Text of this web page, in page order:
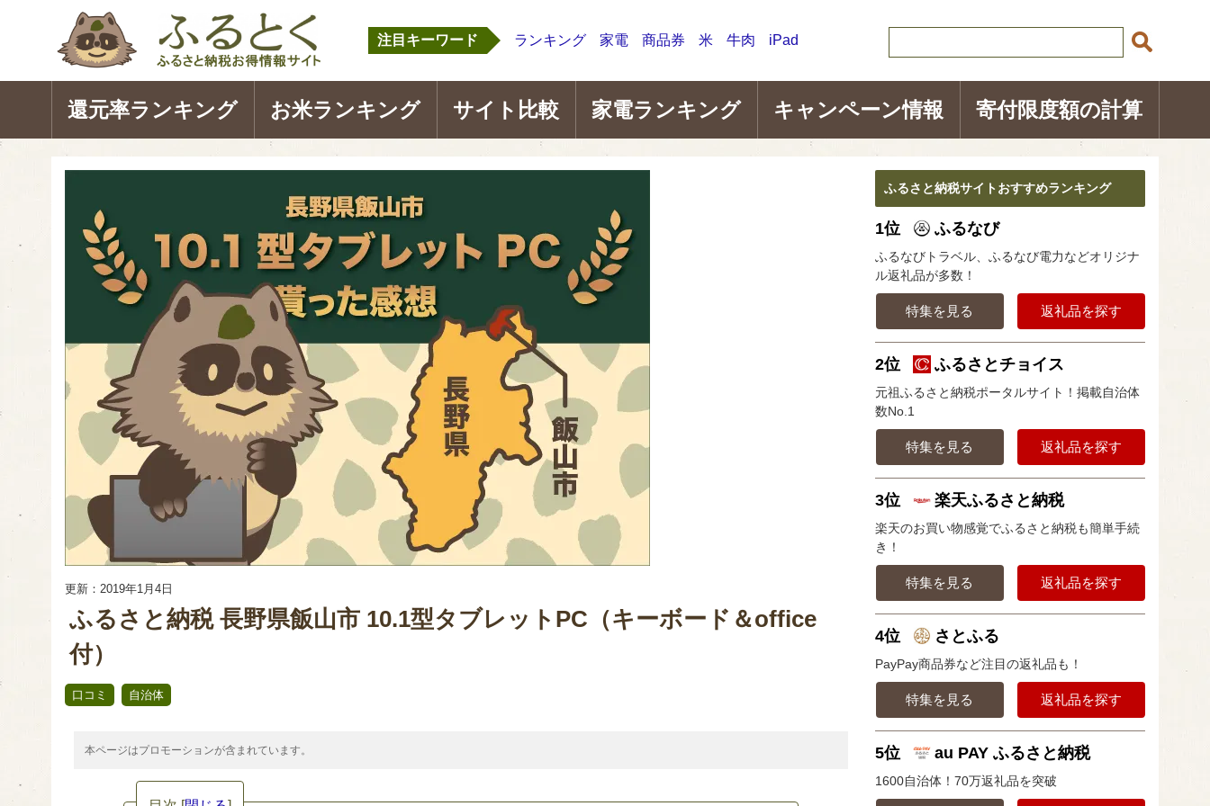
注目キーワード ランキング 家電 商品券 米 牛肉 iPad
還元率ランキング お米ランキング サイト比較 家電ランキング キャンペーン情報 寄付限度額の計算
更新：2019年1月4日
ふるさと納税 長野県飯山市 10.1型タブレットPC（キーボード＆office
付）
口コミ 自治体
本ページはプロモーションが含まれています。
ふるさと納税サイトおすすめランキング
1位 ふるなび
ふるなびトラベル、ふるなび電力などオリジナ
ル返礼品が多数！
特集を見る 返礼品を探す
2位 ふるさとチョイス
元祖ふるさと納税ポータルサイト！掲載自治体
数No.1
特集を見る 返礼品を探す
3位 楽天ふるさと納税
楽天のお買い物感覚でふるさと納税も簡単手続
き！
特集を見る 返礼品を探す
4位 さとふる
PayPay商品券など注目の返礼品も！
特集を見る 返礼品を探す
5位 au PAY ふるさと納税
1600自治体！70万返礼品を突破